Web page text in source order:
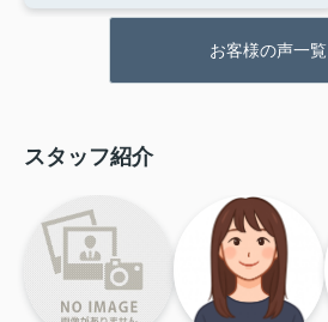
を提案していただけて、たくさん相
談に乗ってもらえたのでとても助か
く対応して頂けて安心して相談する
2024/06/06 17:57
お客様の声一覧
スタッフ紹介